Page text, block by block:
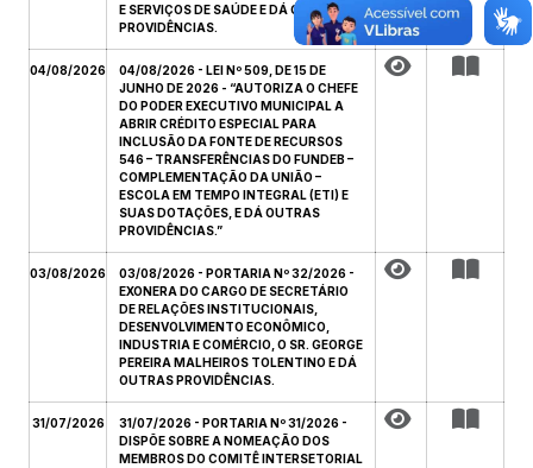
E SERVIÇOS DE SAÚDE E DÁ OUTRAS
PROVIDÊNCIAS.
04/08/2026
04/08/2026 - LEI Nº 509, DE 15 DE
JUNHO DE 2026 - “AUTORIZA O CHEFE
DO PODER EXECUTIVO MUNICIPAL A
ABRIR CRÉDITO ESPECIAL PARA
INCLUSÃO DA FONTE DE RECURSOS
546 – TRANSFERÊNCIAS DO FUNDEB –
COMPLEMENTAÇÃO DA UNIÃO –
ESCOLA EM TEMPO INTEGRAL (ETI) E
SUAS DOTAÇÕES, E DÁ OUTRAS
PROVIDÊNCIAS.”
03/08/2026
03/08/2026 - PORTARIA Nº 32/2026 -
EXONERA DO CARGO DE SECRETÁRIO
DE RELAÇÕES INSTITUCIONAIS,
DESENVOLVIMENTO ECONÔMICO,
INDUSTRIA E COMÉRCIO, O SR. GEORGE
PEREIRA MALHEIROS TOLENTINO E DÁ
OUTRAS PROVIDÊNCIAS.
31/07/2026
31/07/2026 - PORTARIA Nº 31/2026 -
DISPÕE SOBRE A NOMEAÇÃO DOS
MEMBROS DO COMITÊ INTERSETORIAL